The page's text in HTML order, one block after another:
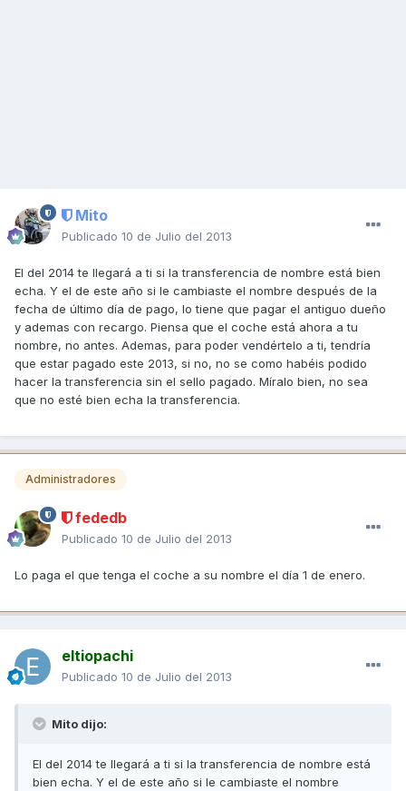
Mito
Publicado 10 de Julio del 2013
El del 2014 te llegará a ti si la transferencia de nombre está bien
echa. Y el de este año si le cambiaste el nombre después de la
fecha de último día de pago, lo tiene que pagar el antiguo dueño
y ademas con recargo. Piensa que el coche está ahora a tu
nombre, no antes. Ademas, para poder vendértelo a ti, tendría
que estar pagado este 2013, si no, no se como habéis podido
hacer la transferencia sin el sello pagado. Míralo bien, no sea
que no esté bien echa la transferencia.
Administradores
fededb
Publicado 10 de Julio del 2013
Lo paga el que tenga el coche a su nombre el día 1 de enero.
eltiopachi
Publicado 10 de Julio del 2013
Mito dijo:
El del 2014 te llegará a ti si la transferencia de nombre está
bien echa. Y el de este año si le cambiaste el nombre